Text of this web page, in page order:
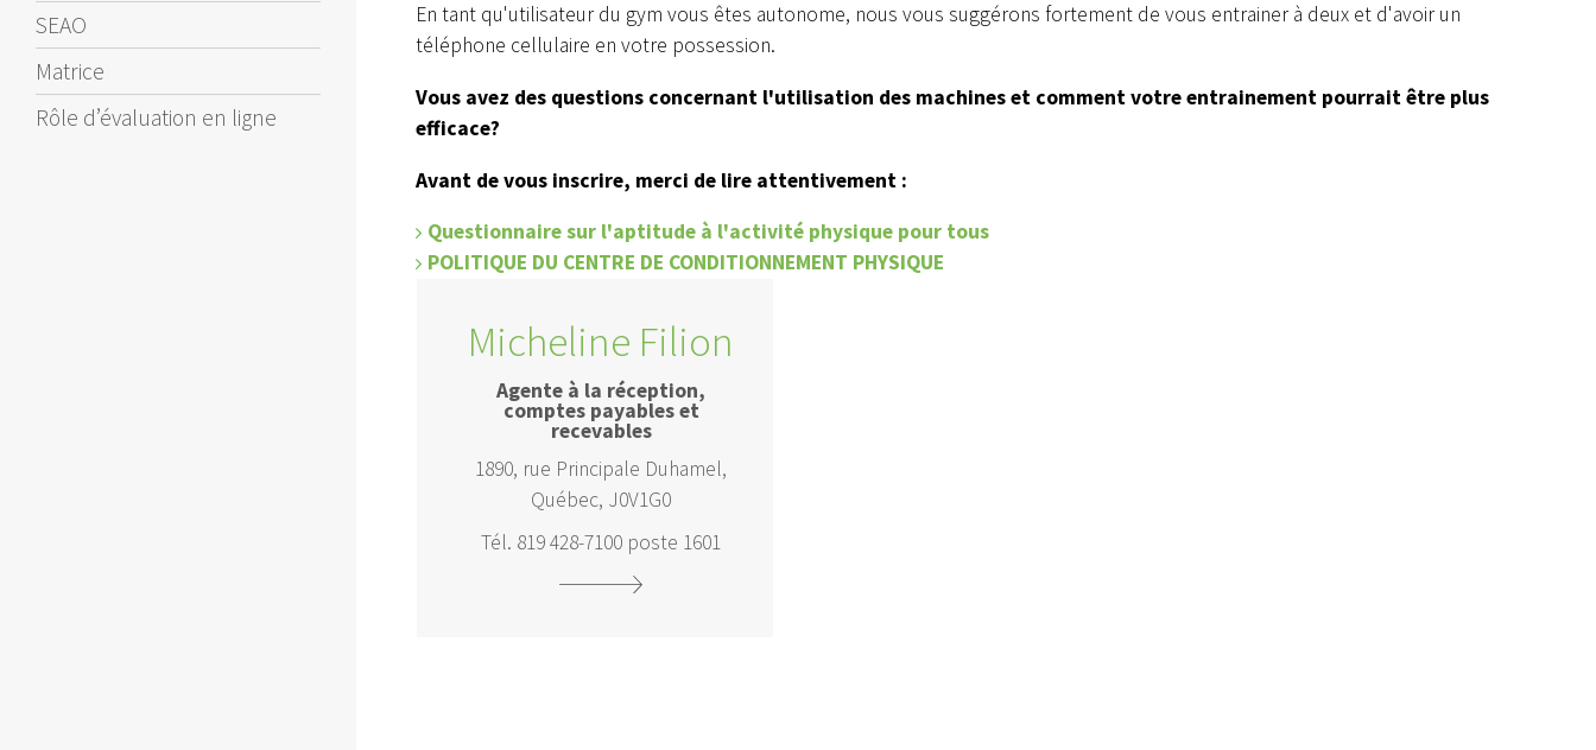
SEAO
Matrice
Rôle d’évaluation en ligne
En tant qu'utilisateur du gym vous êtes autonome, nous vous suggérons fortement de vous entrainer à deux et d'avoir un
téléphone cellulaire en votre possession.
Vous avez des questions concernant l'utilisation des machines et comment votre entrainement pourrait être plus
efficace?
Avant de vous inscrire, merci de lire attentivement :
Questionnaire sur l'aptitude à l'activité physique pour tous
POLITIQUE DU CENTRE DE CONDITIONNEMENT PHYSIQUE
Micheline Filion
Agente à la réception,
comptes payables et
recevables
1890, rue Principale Duhamel,
Québec, J0V1G0
Tél. 819 428-7100 poste 1601